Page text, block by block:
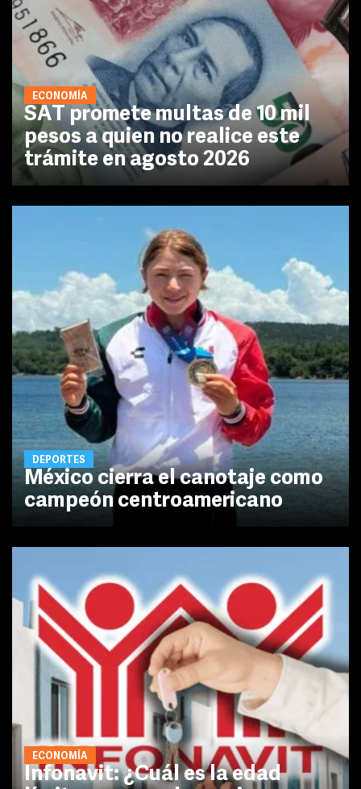
ECONOMÍA
SAT promete multas de 10 mil
pesos a quien no realice este
trámite en agosto 2026
DEPORTES
México cierra el canotaje como
campeón centroamericano
ECONOMÍA
Infonavit: ¿Cuál es la edad